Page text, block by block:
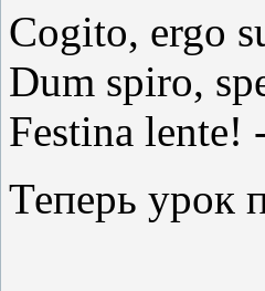
Cogito, ergo
Dum spiro,
Festina
Теперь урок